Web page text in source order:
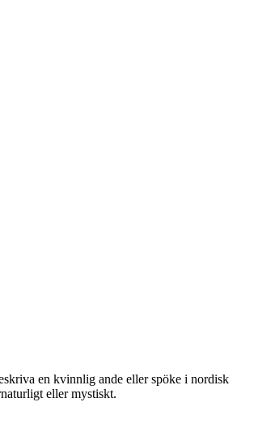
en kvinnlig ande eller spöke i nordisk
eller mystiskt.